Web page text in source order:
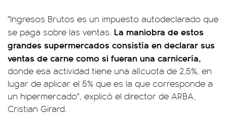
"Ingresos Brutos es un impuesto autodeclarado que
se paga sobre las ventas. La maniobra de estos
grandes supermercados consistía en declarar sus
ventas de carne como si fueran una carnicería,
donde esa actividad tiene una alícuota de 2,5%, en
lugar de aplicar el 5% que es la que corresponde a
un hipermercado", explicó el director de ARBA,
Cristian Girard.